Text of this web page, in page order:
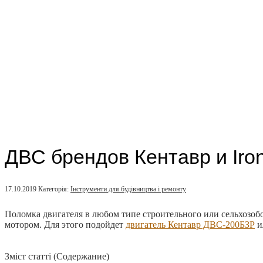
ДВС брендов Кентавр и
17.10.2019 Категорія: Інструменти для будівництва і ремонту
Поломка двигателя в любом типе строительного или
мотором. Для этого подойдет двигатель Кентавр ДВС-200БЗР
Зміст статті (Содержание)